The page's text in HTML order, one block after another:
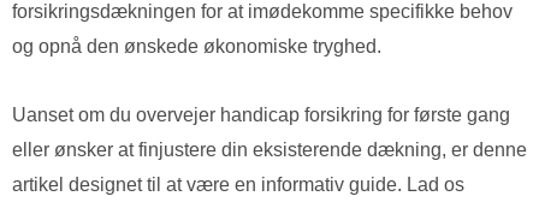
forsikringsdækningen for at imødekomme specifikke behov
og opnå den ønskede økonomiske tryghed.
Uanset om du overvejer handicap forsikring for første gang
eller ønsker at finjustere din eksisterende dækning, er denne
artikel designet til at være en informativ guide. Lad os